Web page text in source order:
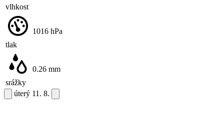
vlhkost
tlak
1016 hPa
srážky
0.26 mm
úterý 11. 8.